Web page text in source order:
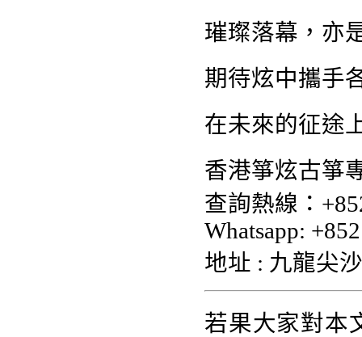
璀璨落幕，亦
期待炫中攜手
在未來的征途
香港箏炫古箏
查詢熱線：
Whatsapp:
地址 : 九龍尖
若果大家對本